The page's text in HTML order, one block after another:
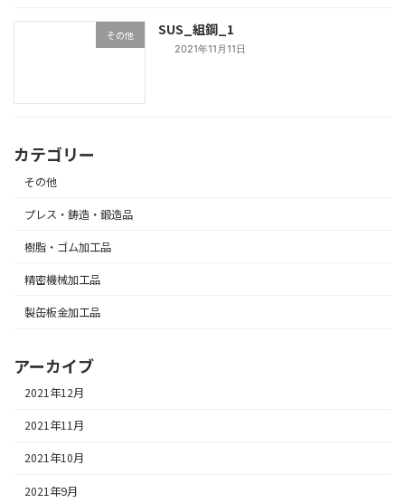
その他 SUS_組鋼_1
2021年11月11日
カテゴリー
その他
プレス・鋳造・鍛造品
樹脂・ゴム加工品
精密機械加工品
製缶板金加工品
アーカイブ
2021年12月
2021年11月
2021年10月
2021年9月